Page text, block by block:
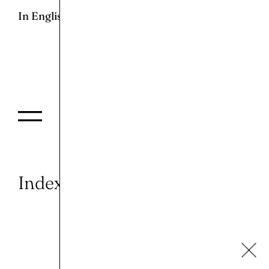
In English
Index of the Past
Soukaina